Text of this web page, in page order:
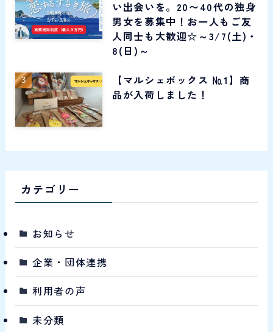
い出会いを。20〜40代の独身
男女を募集中！お一人もご友
人同士も大歓迎☆～3/7(土)・
8(日)～
【マルシェボックス №1】商
品が入荷しました！
カテゴリー
お知らせ
企業・団体連携
利用者の声
未分類